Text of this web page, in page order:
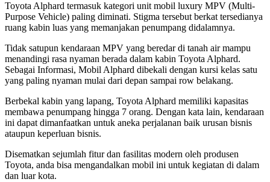
Toyota Alphard termasuk kategori unit mobil luxury MPV (Multi-
Purpose Vehicle) paling diminati. Stigma tersebut berkat tersedianya
ruang kabin luas yang memanjakan penumpang didalamnya.
Tidak satupun kendaraan MPV yang beredar di tanah air mampu
menandingi rasa nyaman berada dalam kabin Toyota Alphard.
Sebagai Informasi, Mobil Alphard dibekali dengan kursi kelas satu
yang paling nyaman mulai dari depan sampai row belakang.
Berbekal kabin yang lapang, Toyota Alphard memiliki kapasitas
membawa penumpang hingga 7 orang. Dengan kata lain, kendaraan
ini dapat dimanfaatkan untuk aneka perjalanan baik urusan bisnis
ataupun keperluan bisnis.
Disematkan sejumlah fitur dan fasilitas modern oleh produsen
Toyota, anda bisa mengandalkan mobil ini untuk kegiatan di dalam
dan luar kota.